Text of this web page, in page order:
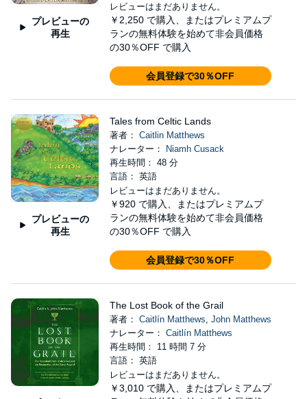
プレビューの
再生
レビューはまだありません。
￥2,250 で購入、またはプレミアムプ
ランの無料体験を始めて非会員価格
の30％OFF で購入
会員登録で30％OFF
プレビューの
再生
Tales from Celtic Lands
著者： Caitlin Matthews
ナレーター：
Niamh Cusack
再生時間： 48 分
言語： 英語
レビューはまだありません。
￥920 で購入、またはプレミアムプ
ランの無料体験を始めて非会員価格
の30％OFF で購入
会員登録で30％OFF
The Lost Book of the Grail
著者： Caitlín Matthews, John Matthews
ナレーター： Caitlín Matthews
再生時間： 11 時間 7 分
言語： 英語
レビューはまだありません。
￥3,010 で購入、またはプレミアムプ